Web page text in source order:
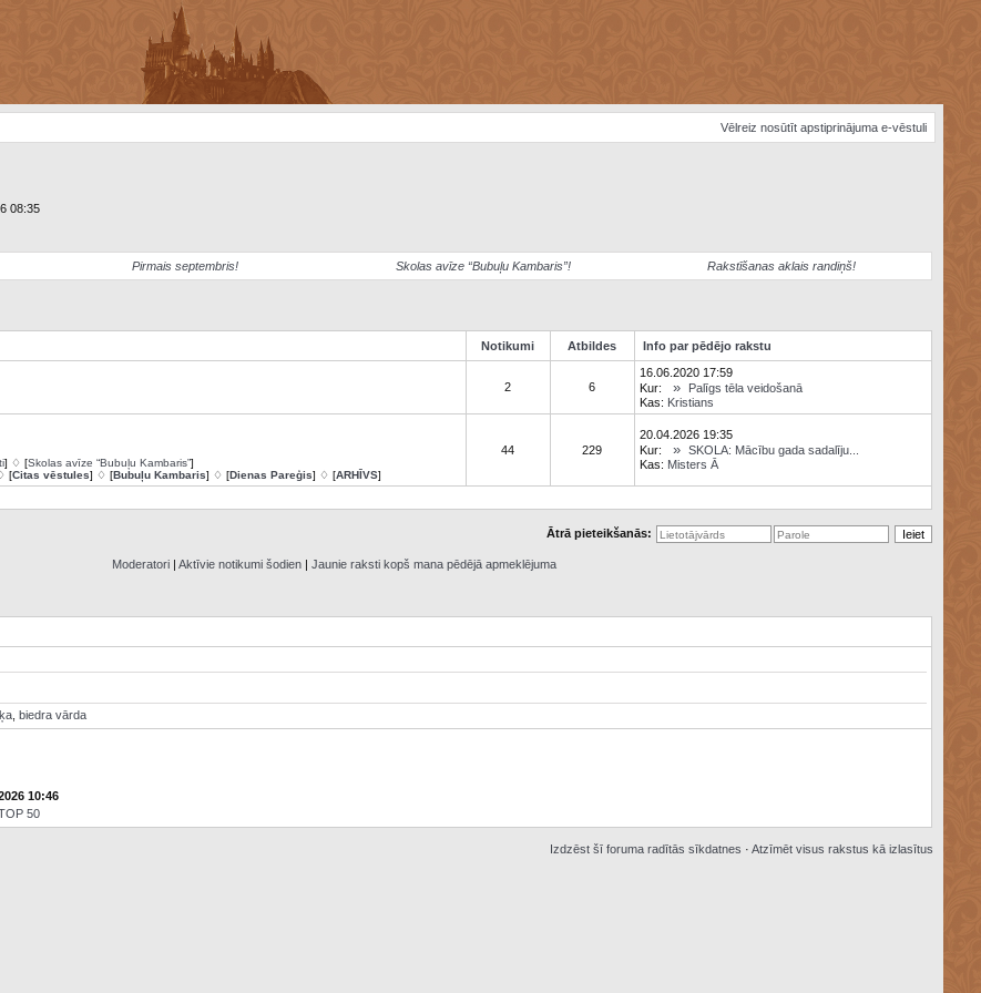
Vēlreiz nosūtīt apstiprinājuma e-vēstuli
08:35
Pirmais septembris! Skolas avīze “Bubuļu Kambaris”! Rakstīšanas aklais randiņš!
Notikumi Atbildes Info par pēdējo rakstu
2 6
16.06.2020 17:59
Kur:
»
Palīgs tēla veidošanā
Kas: Kristians
] ♢ [Skolas avīze “Bubuļu Kambaris”]
[Citas vēstules] ♢ [Bubuļu Kambaris] ♢ [Dienas Pareģis] ♢ [ARHĪVS]
44 229
20.04.2026 19:35
Kur:
» SKOLA: Mācību gada sadalīju...
Kas: Misters Ā
Ātrā pieteikšanās:
Moderatori| Aktīvie notikumi šodien| Jaunie raksti kopš mana pēdējā apmeklējuma
, biedra vārda
10:46
50
Izdzēst šī foruma radītās sīkdatnes · Atzīmēt visus rakstus kā izlasītus